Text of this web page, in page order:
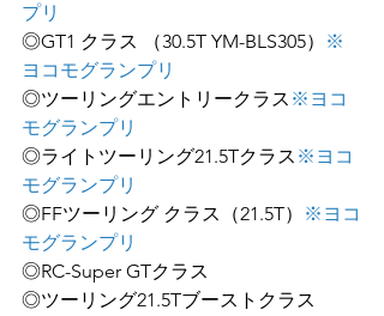
プリ
◎GT1 クラス （30.5T YM-BLS305）
※
ヨコモグランプリ
◎ツーリングエントリークラス ※ヨコ
モグランプリ
◎ライトツーリング21.5Tクラス ※ヨコ
モグランプリ
◎FFツーリング クラス（21.5T）
※ヨコ
モグランプリ
◎RC-Super GTクラス
◎ツーリング21.5Tブーストクラス